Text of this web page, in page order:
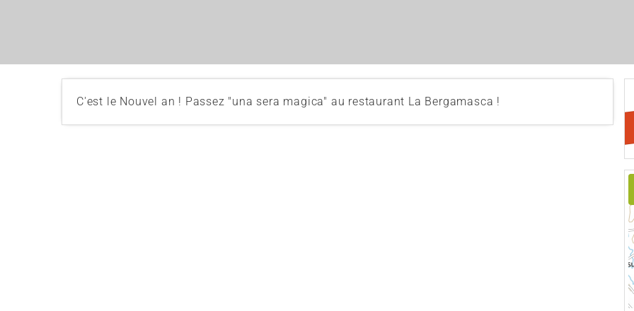
C'est le Nouvel an ! Passez "una sera magica" au restaurant La Bergamasca !